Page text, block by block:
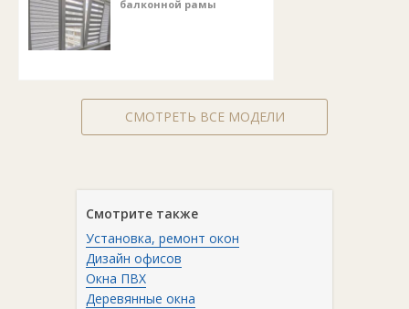
балконной рамы
СМОТРЕТЬ ВСЕ МОДЕЛИ
Смотрите также
Установка, ремонт окон
Дизайн офисов
Окна ПВХ
Деревянные окна